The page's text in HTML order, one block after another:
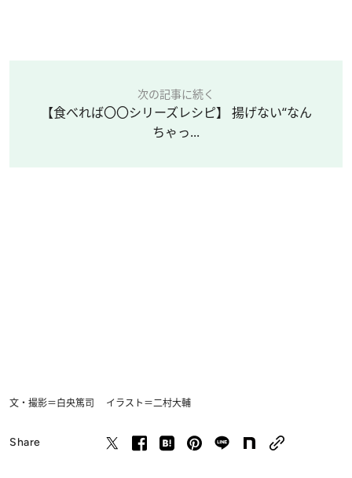
次の記事に続く
【食べれば〇〇シリーズレシピ】 揚げない“なん
ちゃっ...
文・撮影＝白央篤司 イラスト＝二村大輔
Share